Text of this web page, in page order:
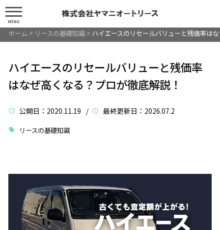
MENU
ホーム > リースの基礎知識> ハイエースのリセールバリューと残価率は
ハイエースのリセールバリューと残価率
はなぜ高くなる？プロが徹底解説！
公開日 ：2020.11.19 / 最終更新日 ：2026.07.2
リースの基礎知識